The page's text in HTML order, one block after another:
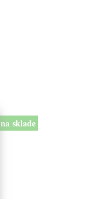
na sklade